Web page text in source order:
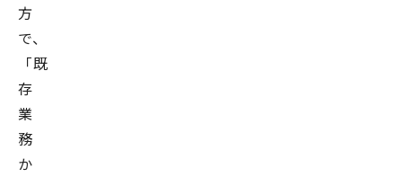
方
で、
「既
存
業
務
か